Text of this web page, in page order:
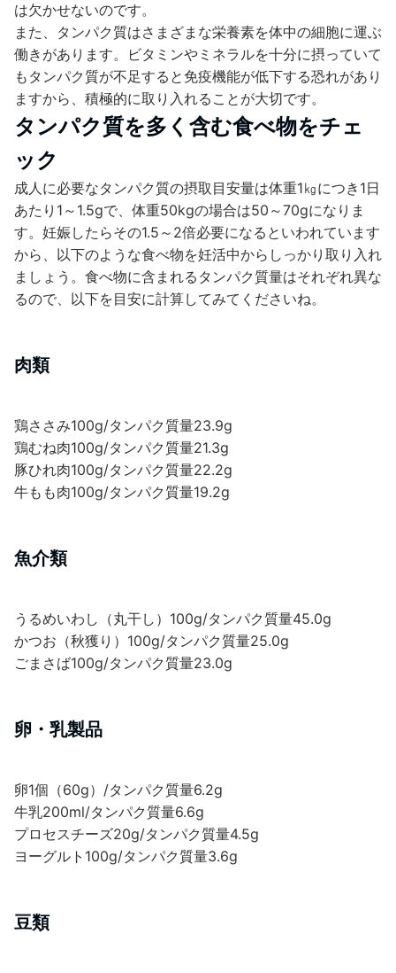
は欠かせないのです。
また、タンパク質はさまざまな栄養素を体中の細胞に運ぶ
働きがあります。ビタミンやミネラルを十分に摂っていて
もタンパク質が不足すると免疫機能が低下する恐れがあり
ますから、積極的に取り入れることが大切です。
タンパク質を多く含む食べ物をチェ
ック
成人に必要なタンパク質の摂取目安量は体重1㎏につき1日
あたり1～1.5gで、体重50kgの場合は50～70gになりま
す。妊娠したらその1.5～2倍必要になるといわれています
から、以下のような食べ物を妊活中からしっかり取り入れ
ましょう。食べ物に含まれるタンパク質量はそれぞれ異な
るので、以下を目安に計算してみてくださいね。
肉類
鶏ささみ100g/タンパク質量23.9g
鶏むね肉100g/タンパク質量21.3g
豚ひれ肉100g/タンパク質量22.2g
牛もも肉100g/タンパク質量19.2g
魚介類
うるめいわし（丸干し）100g/タンパク質量45.0g
かつお（秋獲り）100g/タンパク質量25.0g
ごまさば100g/タンパク質量23.0g
卵・乳製品
卵1個（60g）/タンパク質量6.2g
牛乳200ml/タンパク質量6.6g
プロセスチーズ20g/タンパク質量4.5g
ヨーグルト100g/タンパク質量3.6g
豆類